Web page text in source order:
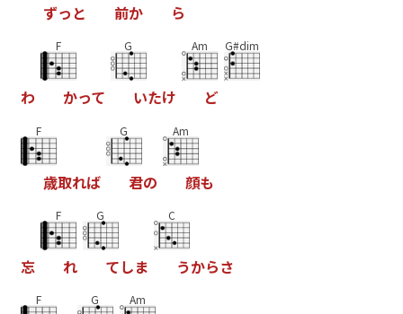
ずっ と 前か ら
わ
F
かって
G
いたけ
Am
ど
G#dim
F
歳取れば
G
君の
Am
顔も
忘
F
れ
G
てしま
C
うからさ
F G Am